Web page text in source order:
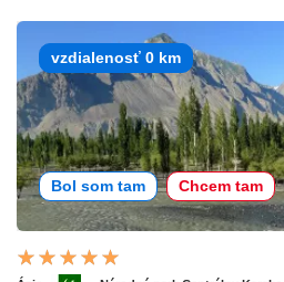
vzdialenosť 0 km
Bol som tam Chcem tam